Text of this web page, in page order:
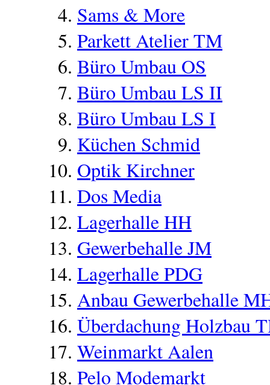
Sams & More
Parkett Atelier TM
Büro Umbau OS
Büro Umbau LS II
Büro Umbau LS I
Küchen Schmid
Optik Kirchner
Dos Media
Lagerhalle HH
Gewerbehalle JM
Lagerhalle PDG
Anbau Gewerbehalle
Überdachung Holzbau
Weinmarkt Aalen
Pelo Modemarkt